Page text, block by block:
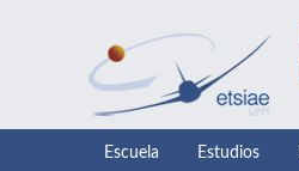
Escuela Estudios